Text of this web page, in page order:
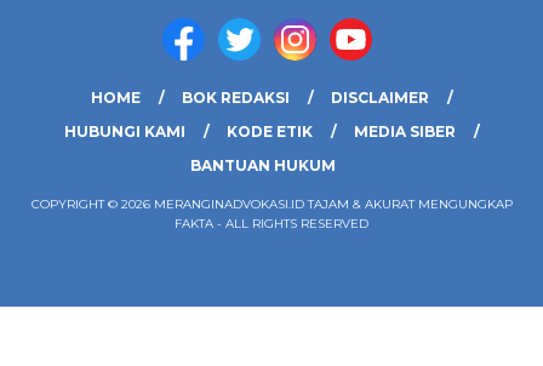
HOME BOK REDAKSI
DISCLAIMER
HUBUNGI KAMI
KODE ETIK
MEDIA SIBER
BANTUAN HUKUM
COPYRIGHT © 2026 MERANGINADVOKASI.ID TAJAM & AKURAT MENGUNGKAP
FAKTA - ALL RIGHTS RESERVED